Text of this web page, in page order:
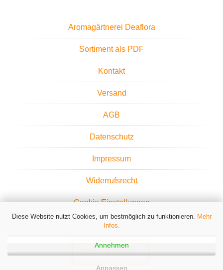
Diese Website nutzt Cookies, um bestmöglich zu funktionieren. Mehr
Infos.
Annehmen
Anpassen
Aromagärtnerei Deaflora
Sortiment als PDF
Kontakt
Versand
AGB
Datenschutz
Impressum
Widerrufsrecht
Cookie Einstellungen
Widerruf erklären